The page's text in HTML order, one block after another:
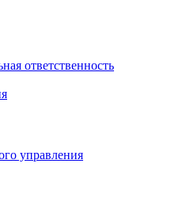
ответственность
управления